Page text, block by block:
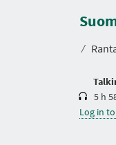
⁄
r
a
i
5 h
Log in